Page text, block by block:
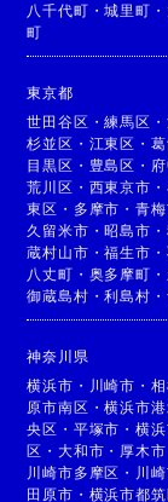
八千代町 ・城里町 ・
町
東京都
世田谷区 ・練馬区 ・
杉並区 ・ 江東区 ・
目黒区 ・ 豊島区 ・
荒川区 ・ 西東京市 ・
東区 ・ 多摩市 ・青
久留米市 ・昭島市 ・
蔵村山市 ・福生市 ・
八丈町 ・ 奥多摩町 ・
御蔵島村 ・利島村 ・
神奈川県
横浜市 ・ 川崎市 ・
原市南区 ・横浜市
央区 ・ 平塚市 ・横
区 ・大和市 ・ 厚木市
川崎市多摩区 ・ 川
田原市 ・ 横浜市都